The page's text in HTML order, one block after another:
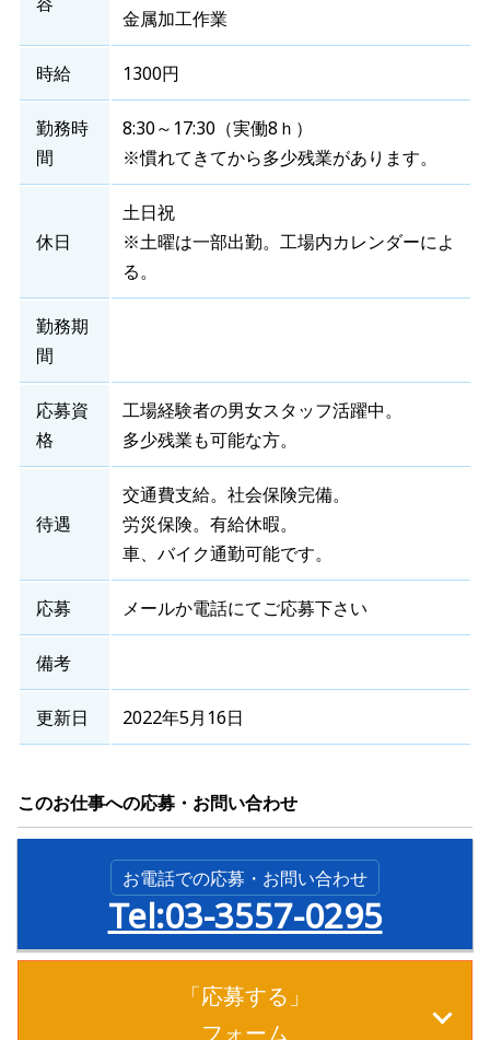
金属加工作業
時給 1300円
勤務時
間
8:30～17:30（実働8ｈ）
※慣れてきてから多少残業があります。
休日
土日祝
※土曜は一部出勤。工場内カレンダーによ
る。
勤務期
間
応募資
格
工場経験者の男女スタッフ活躍中。
多少残業も可能な方。
待遇
交通費支給。社会保険完備。
労災保険。有給休暇。
車、バイク通勤可能です。
応募 メールか電話にてご応募下さい
備考
更新日 2022年5月16日
このお仕事への応募・お問い合わせ
お電話での応募・お問い合わせ
Tel:03-3557-0295
「応募する」
フォーム